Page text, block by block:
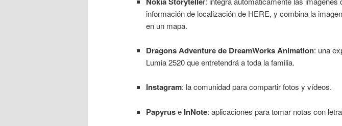
información de localización de HERE, y combina la
en un mapa.
Dragons Adventure de DreamWorks Animation: una
Lumia 2520 que entretendrá a toda la familia.
Instagram: la comunidad para compartir fotos y vídeos.
Papyruse InNote: aplicaciones para tomar notas con